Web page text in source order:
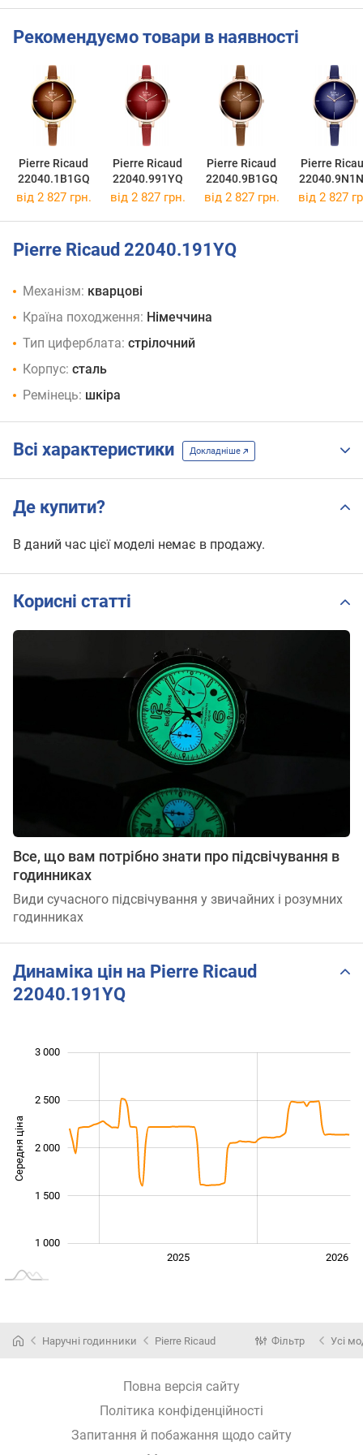
Рекомендуємо товари в наявності
Pierre Ricaud
22040.1B1GQ
Pierre Ricaud
22040.991YQ
Pierre Ricaud
22040.9B1GQ
Pierre
від 2 827 грн. від 2 827 грн. від 2 827 грн. від 2 827
Pierre Ricaud 22040.191YQ
Механізм: кварцові
Країна походження: Німеччина
Тип циферблата: стрілочний
Корпус: сталь
Ремінець: шкіра
Всі характеристики Докладніше
Де купити?
В даний час цієї моделі немає в продажу.
Корисні статті
Все, що вам потрібно знати про підсвічування в
годинниках
Види сучасного підсвічування у звичайних і розумних
годинниках
Динаміка цін на Pierre Ricaud
22040.191YQ
Середня ціна 1 000
1 000
3 000
2 000
2 500
1 500
2025 2026
Наручні годинники Pierre Ricaud Фільтр Усі
Повна версія сайту
Політика конфіденційності
Запитання й побажання щодо сайту